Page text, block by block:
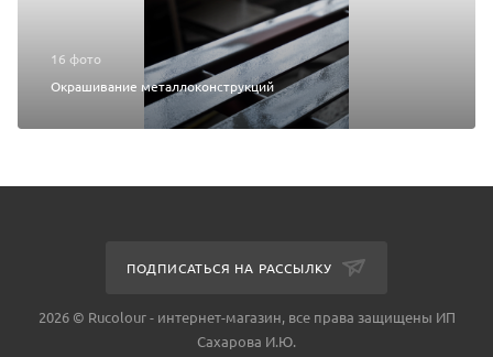
16 фото
Окрашивание металлоконструкций
ПОДПИСАТЬСЯ НА РАССЫЛКУ
2026 © Rucolour - интернет-магазин, все права защищены ИП
Сахарова И.Ю.